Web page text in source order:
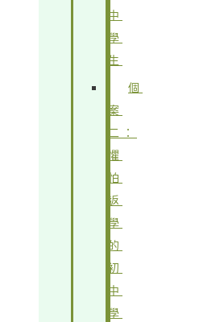
中
學
生
個
案
二：
懼
怕
返
學
的
初
中
學